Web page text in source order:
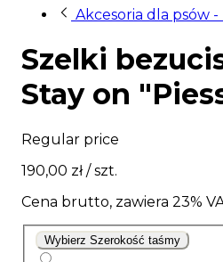
Akcesoria dla psów
Szelki
Stay on
Regular price
190,00 zł/ szt.
Cena brutto, zawiera 23%
Wybierz Szerokość taśmy